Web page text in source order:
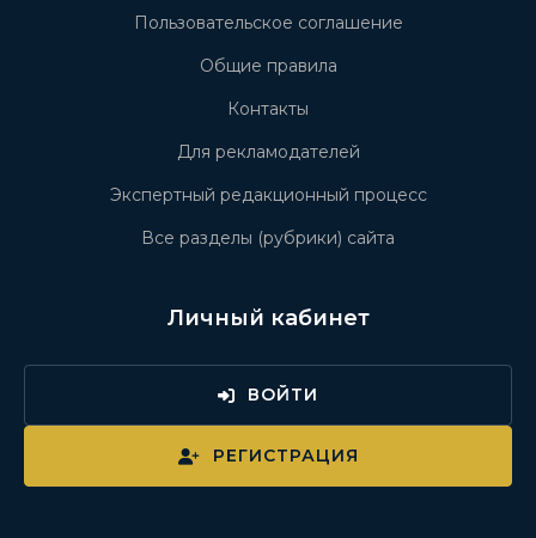
Пользовательское соглашение
Общие правила
Контакты
Для рекламодателей
Экспертный редакционный процесс
Все разделы (рубрики) сайта
Личный кабинет
ВОЙТИ
РЕГИСТРАЦИЯ